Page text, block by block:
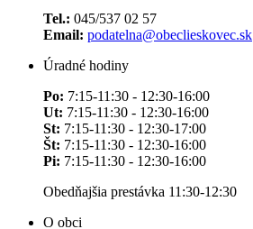
Tel.: 045/537 02 57
Email: podatelna@obeclieskovec.sk
Úradné hodiny
Po: 7:15-11:30 - 12:30-16:00
Ut: 7:15-11:30 - 12:30-16:00
St: 7:15-11:30 - 12:30-17:00
Št: 7:15-11:30 - 12:30-16:00
Pi: 7:15-11:30 - 12:30-16:00
Obedňajšia prestávka 11:30-12:30
O obci